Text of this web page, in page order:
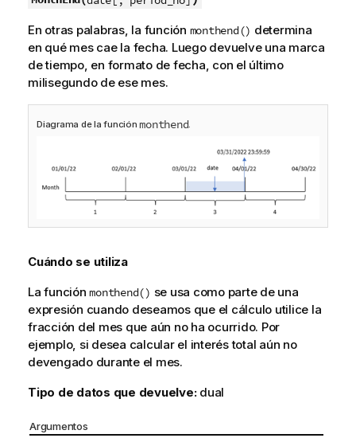
En otras palabras, la función monthend() determina
en qué mes cae la fecha. Luego devuelve una marca
de tiempo, en formato de fecha, con el último
milisegundo de ese mes.
Diagrama de la funciónmonthend
Cuándo se utiliza
La funciónmonthend() se usa como parte de una
expresión cuando deseamos que el cálculo utilice la
fracción del mes que aún no ha ocurrido. Por
ejemplo, si desea calcular el interés total aún no
devengado durante el mes.
Tipo de datos que devuelve: dual
Argumentos